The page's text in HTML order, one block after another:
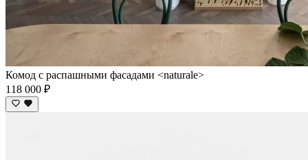
Комод c распашными фасадами <naturale>
118 000 ₽